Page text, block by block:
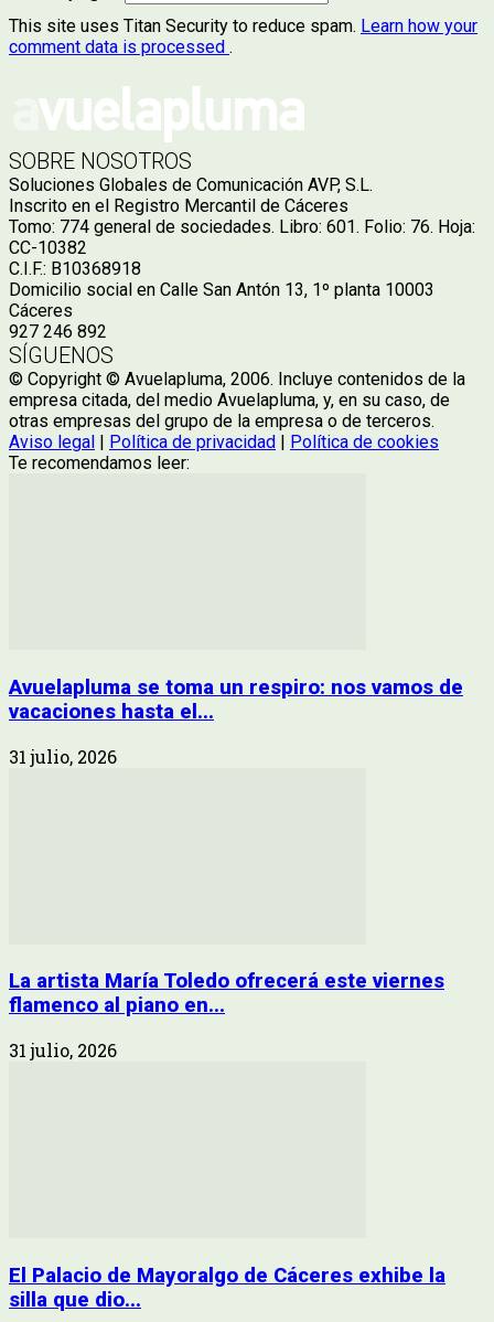
This site uses Titan Security to reduce spam. Learn how your
comment data is processed .
SOBRE NOSOTROS
Soluciones Globales de Comunicación AVP, S.L.
Inscrito en el Registro Mercantil de Cáceres
Tomo: 774 general de sociedades. Libro: 601. Folio: 76. Hoja:
CC-10382
C.I.F.: B10368918
Domicilio social en Calle San Antón 13, 1º planta 10003
Cáceres
927 246 892
SÍGUENOS
© Copyright © Avuelapluma, 2006. Incluye contenidos de la
empresa citada, del medio Avuelapluma, y, en su caso, de
otras empresas del grupo de la empresa o de terceros.
Aviso legal | Política de privacidad | Política de cookies
Te recomendamos leer:
Avuelapluma se toma un respiro: nos vamos de
vacaciones hasta el...
31 julio, 2026
La artista María Toledo ofrecerá este viernes
flamenco al piano en...
31 julio, 2026
El Palacio de Mayoralgo de Cáceres exhibe la
silla que dio...